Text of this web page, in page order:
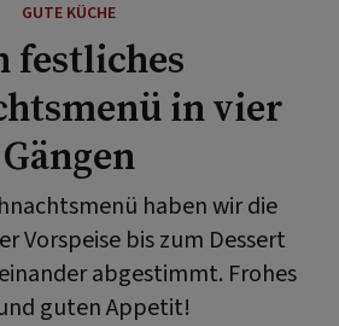
GUTE KÜCHE
festliches
in vier
Gängen
haben wir die
Vorspeise bis zum Dessert
abgestimmt. Frohes
guten Appetit!